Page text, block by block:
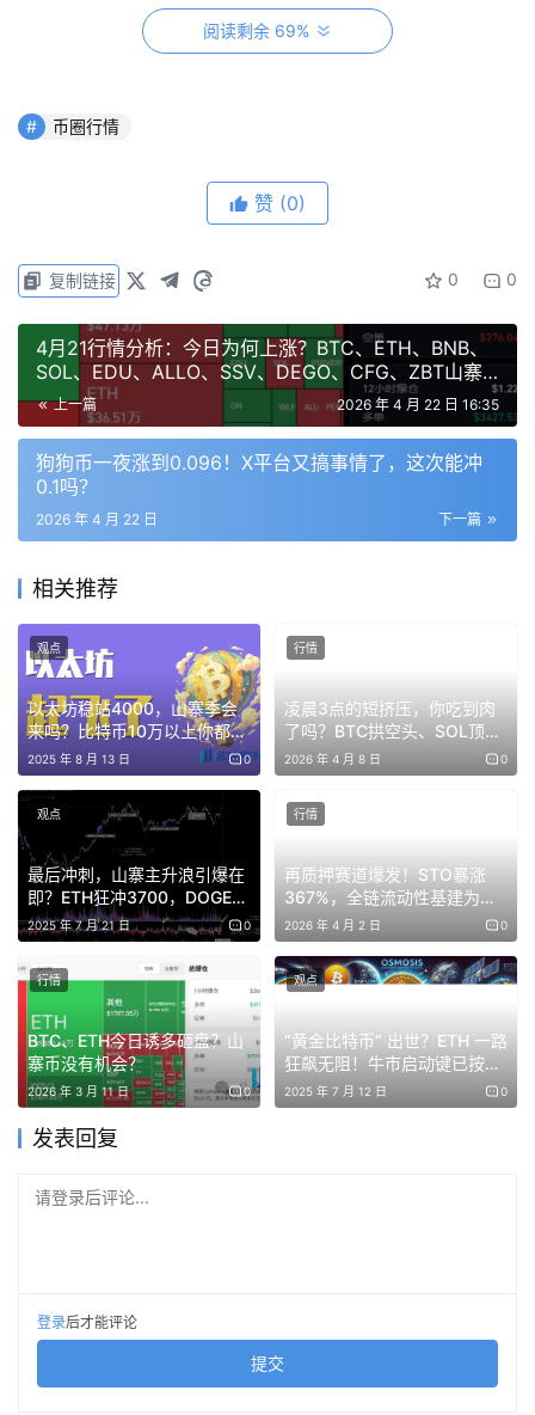
🔥 二、为什么突然涨了？
到快0.10刀，涨幅4.5%，把一堆山寨币甩在身后。
Smart Cashtags功能上线，美国和加拿大用户可以直接在
推文里看实时DOGE价格、挂单交易，摩擦力直接归零。
虽然X Money 4月beta首发是法币优先（P2P转账、Visa
卡、6%收益），没直接塞DOGE进去，但社区早就把“人民
货币”标签贴死了——一有风吹草动，DOGE就先冲！
机构资金也闻着味儿来了：DOGE ETF讨论、链上Doginals
铭文活跃度都在涨，网络交易量稳中有升。
特朗普第二任期，马斯克的DOGE（政府效率部门）天天在
砍浪费，据说FY26能省1500亿刀。这股“反官僚、亲创新”
的风气，间接把加密市场情绪带起来了。
比特币最近在7万刀附近震荡，meme板块轮动明显。
DOGE这种老资格+强叙事币，自然成了资金避风港。
X Money虽然首发没DOGE，但谁都知道马斯克那句“人民
的货币”不是白说的——未来支付整合的预期，够咱们喝好
几波汤了。
加上4月传统上就是加密季节性回暖期，兄弟们，是不是感
觉春天真来了？
📐 四、技术面与操作建议
关键点位：
上方阻力：
技术指标：RSI中性没超买，MACD金叉迹象明显。
阅读剩余 69%
币圈行情
赞 (0)
0 0
复制链接
4月21行情分析：今日为何上涨？BTC、ETH、BNB、
SOL、EDU、ALLO、SSV、DEGO、CFG、ZBT山寨
币操作建议！
上一篇 2026 年 4 月 22 日 16:35
狗狗币一夜涨到0.096！X平台又搞事情了，这次能冲
0.1吗？
下一篇
2026 年 4 月 22 日
相关推荐
以太坊稳站4000，山寨季会
来吗？比特币10万以上你都敢
买，但4K以上的ETH你为何会
犹豫？
2025 年 8 月 13 日 0
观点
凌晨3点的短挤压，你吃到肉
了吗？BTC拱空头、SOL顶背
离、DOGE情绪炸，完整复盘
来了
2026 年 4 月 8 日 0
行情
最后冲刺，山寨主升浪引爆在
即？ETH狂冲3700，DOGE已
经坐不住了？LTC、RAY开始
躁动了！你还要继续看戏？
2025 年 7 月 21 日 0
观点
再质押赛道爆发！STO暴涨
367%，全链流动性基建为何
受追捧？
2026 年 4 月 2 日 0
行情
BTC、ETH今日诱多砸盘？山
寨币没有机会？
2026 年 3 月 11 日 0
行情
“黄金比特币” 出世？ETH 一路
狂飙无阻！牛市启动键已按，
这波考验下追不追？我押这几
个山寨 5 倍起步！
2025 年 7 月 12 日 0
观点
发表回复
请登录后评论...
登录后才能评论
提交